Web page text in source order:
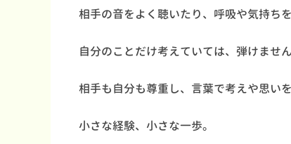
相手の音をよく聴いたり、呼吸や気持ち
自分のことだけ考えていては、弾けません
相手も自分も尊重し、言葉で考えや思い
小さな経験、小さな一歩。